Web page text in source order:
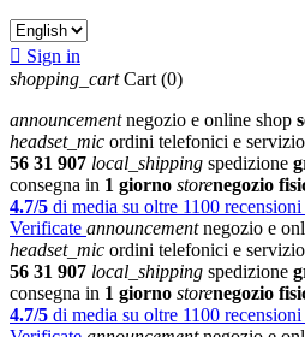
 Sign in
shopping_cart Cart (0)
announcementnegozio e online shop
headset_mic ordini telefonici e
56 31 907 local_shipping spedizione
consegna in 1 giorno storenegozio
4.7/5 di media su oltre 1100
Verificate announcementnegozio e
headset_mic ordini telefonici e
56 31 907 local_shipping spedizione
consegna in 1 giorno storenegozio
4.7/5 di media su oltre 1100